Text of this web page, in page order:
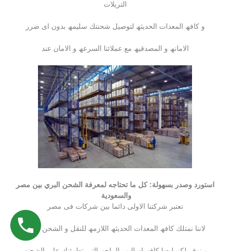
التریلات
و كافھ المعدات الحدیثھ لتوصیل شحنتك سلیمھ بدون اى ضرر
الامانھ و المصدقیھ مع عملائنا السرعھ و الامان عند
استورد وصدر بسهولة: كل ما تحتاجه لمعرفة الشحن البري بين مصر
والسعودية
تعتبر شركتنا الاولى دائما بین شركات فى مصر
لاننا نمتلك كافھ المعدات الحدیثھ اللازمھ للنقل و الشحن سواء